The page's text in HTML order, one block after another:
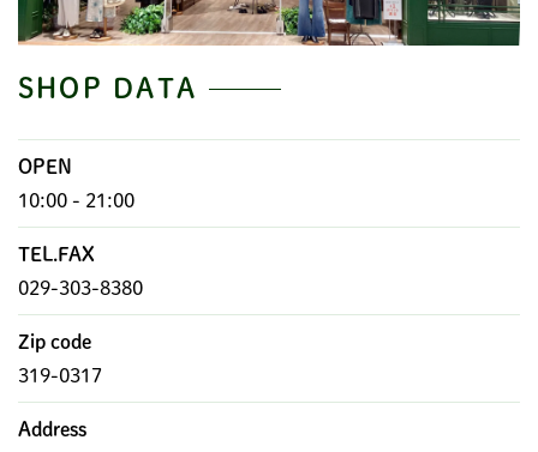
SHOP DATA
OPEN
10:00 - 21:00
TEL.FAX
029-303-8380
Zip code
319-0317
Address